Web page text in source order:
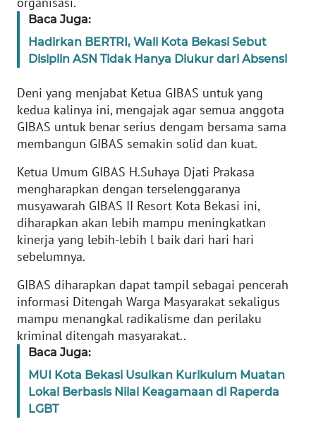
Baca Juga:
Hadirkan BERTRI, Wali Kota Bekasi Sebut
Disiplin ASN Tidak Hanya Diukur dari Absensi
Deni yang menjabat Ketua GIBAS untuk yang
kedua kalinya ini, mengajak agar semua anggota
GIBAS untuk benar serius dengam bersama sama
membangun GIBAS semakin solid dan kuat.
Ketua Umum GIBAS H.Suhaya Djati Prakasa
mengharapkan dengan terselenggaranya
musyawarah GIBAS II Resort Kota Bekasi ini,
diharapkan akan lebih mampu meningkatkan
kinerja yang lebih-lebih l baik dari hari hari
sebelumnya.
GIBAS diharapkan dapat tampil sebagai pencerah
informasi Ditengah Warga Masyarakat sekaligus
mampu menangkal radikalisme dan perilaku
kriminal ditengah masyarakat..
Baca Juga:
MUI Kota Bekasi Usulkan Kurikulum Muatan
Lokal Berbasis Nilai Keagamaan di Raperda
LGBT
INFO
IKLAN
TENTANG
PEDOMAN
MEDIA
REDAKSI
KARIR
DISCLAIMER
Wahana
News
Regional
WN
WN
JAKARTA